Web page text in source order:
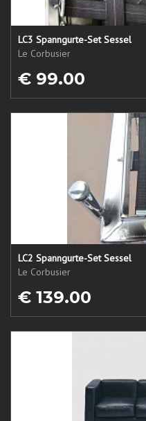
LC3 Spanngurte-Set Sessel
Le Corbusier
€ 99.00
LC2 Spanngurte-Set Sessel
Le Corbusier
€ 139.00